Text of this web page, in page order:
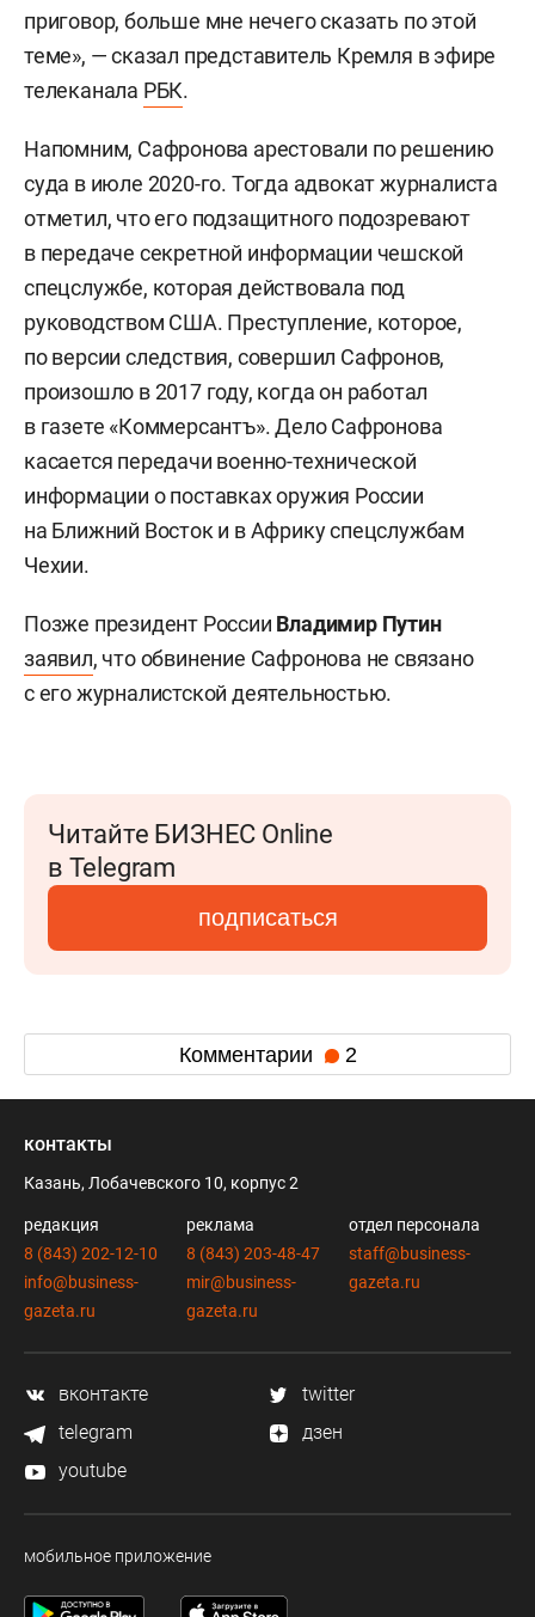
приговор, больше мне нечего сказать по этой
теме», — сказал представитель Кремля в эфире
телеканала РБК.
Напомним, Сафронова арестовали по решению
суда в июле 2020-го. Тогда адвокат журналиста
отметил, что его подзащитного подозревают
в передаче секретной информации чешской
спецслужбе, которая действовала под
руководством США. Преступление, которое,
по версии следствия, совершил Сафронов,
произошло в 2017 году, когда он работал
в газете «Коммерсантъ». Дело Сафронова
касается передачи военно-технической
информации о поставках оружия России
на Ближний Восток и в Африку спецслужбам
Чехии.
Позже президент России Владимир Путин
заявил, что обвинение Сафронова не связано
с его журналистской деятельностью.
Читайте БИЗНЕС Online
в Telegram
подписаться
Комментарии 2
контакты
Казань, Лобачевского 10, корпус 2
редакция
8 (843) 202-12-10
info@business-
gazeta.ru
реклама
8 (843) 203-48-47
mir@business-
gazeta.ru
отдел персонала
staff@business-
gazeta.ru
вконтакте
twitter
telegram
дзен
youtube
мобильное приложение